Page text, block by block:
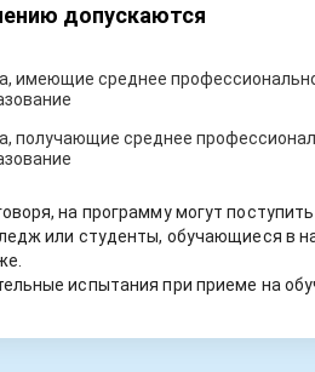
допускаются
имеющие среднее
получающие среднее
на программу могут
или студенты, обучающиеся в
испытания при приеме на